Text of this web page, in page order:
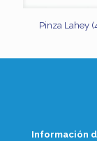
Pinza Lahey
Información